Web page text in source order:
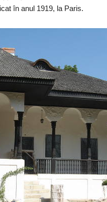
în anul 1919, la Paris.